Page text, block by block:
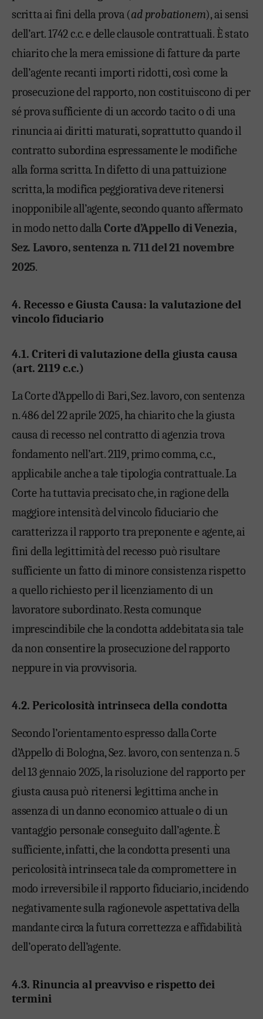
scritta ai fini della prova (ad probationem), ai sensi
dell’art. 1742 c.c. e delle clausole contrattuali. È stato
chiarito che la mera emissione di fatture da parte
dell’agente recanti importi ridotti, così come la
prosecuzione del rapporto, non costituiscono di per
sé prova sufficiente di un accordo tacito o di una
rinuncia ai diritti maturati, soprattutto quando il
contratto subordina espressamente le modifiche
alla forma scritta. In difetto di una pattuizione
scritta, la modifica peggiorativa deve ritenersi
inopponibile all’agente, secondo quanto affermato
in modo netto dallaCorte d’Appello di Venezia,
Sez. Lavoro, sentenza n. 711 del 21 novembre
2025.
4. Recesso e Giusta Causa: la valutazione del
vincolo fiduciario
4.1. Criteri di valutazione della giusta causa
(art. 2119 c.c.)
La Corte d’Appello di Bari, Sez. lavoro, con sentenza
n. 486 del 22 aprile 2025, ha chiarito che la giusta
causa di recesso nel contratto di agenzia trova
fondamento nell’art. 2119, primo comma, c.c.,
applicabile anche a tale tipologia contrattuale. La
Corte ha tuttavia precisato che, in ragione della
maggiore intensità del vincolo fiduciario che
caratterizza il rapporto tra preponente e agente, ai
fini della legittimità del recesso può risultare
sufficiente un fatto di minore consistenza rispetto
a quello richiesto per il licenziamento di un
lavoratore subordinato. Resta comunque
imprescindibile che la condotta addebitata sia tale
da non consentire la prosecuzione del rapporto
neppure in via provvisoria.
4.2. Pericolosità intrinseca della condotta
Secondo l’orientamento espresso dalla Corte
d’Appello di Bologna, Sez. lavoro, con sentenza n. 5
del 13 gennaio 2025, la risoluzione del rapporto per
giusta causa può ritenersi legittima anche in
assenza di un danno economico attuale o di un
vantaggio personale conseguito dall’agente. È
sufficiente, infatti, che la condotta presenti una
pericolosità intrinseca tale da compromettere in
modo irreversibile il rapporto fiduciario, incidendo
negativamente sulla ragionevole aspettativa della
mandante circa la futura correttezza e affidabilità
dell’operato dell’agente.
4.3. Rinuncia al preavviso e rispetto dei
termini